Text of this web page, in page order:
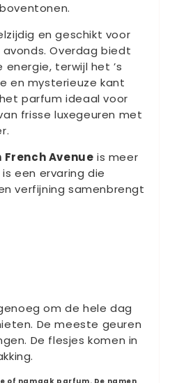
en geschikt voor
avonds. Overdag biedt
terwijl het ’s
en mysterieuze kant
parfum ideaal voor
frisse luxegeuren met
Avenue is meer
een ervaring die
verfijning samenbrengt
om de hele dag
De meeste geuren
De flesjes komen in